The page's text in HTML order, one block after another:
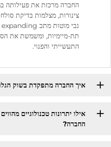
החברה מרכזת את פעילותה
צינורות, מצלמות בדיקת
תת-מיימיות, ומשמשת את
התעשייתי והפנוי.
איך החברה מתפקדת בשוק
אילו יתרונות טכנולוגיים
החברה?